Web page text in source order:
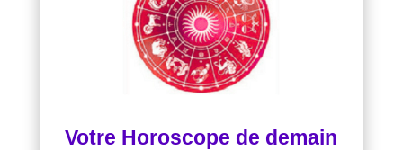
Votre Horoscope de demain